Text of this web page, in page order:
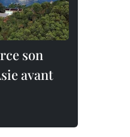
son
avant